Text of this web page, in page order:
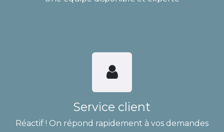
Service client
Réactif ! On répond rapidement à vos demandes